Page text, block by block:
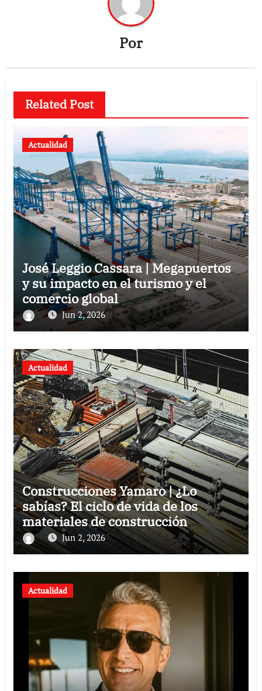
Por
Related Post
Actualidad
José Leggio Cassara | Megapuertos
y su impacto en el turismo y el
comercio global
Jun 2, 2026
Actualidad
Construcciones Yamaro | ¿Lo
sabías? El ciclo de vida de los
materiales de construcción
revoluciona eficiencia en proyectos
modernos
Jun 2, 2026
Actualidad